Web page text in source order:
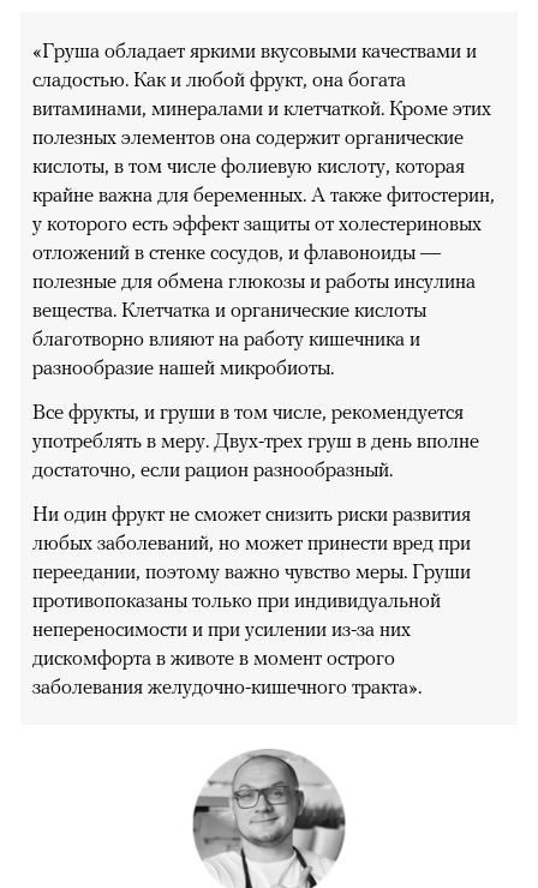
«Груша обладает яркими вкусовыми качествами и
сладостью. Как и любой фрукт, она богата
витаминами, минералами и клетчаткой. Кроме этих
полезных элементов она содержит органические
кислоты, в том числе фолиевую кислоту, которая
крайне важна для беременных. А также фитостерин,
у которого есть эффект защиты от холестериновых
отложений в стенке сосудов, и флавоноиды —
полезные для обмена глюкозы и работы инсулина
вещества. Клетчатка и органические кислоты
благотворно влияют на работу кишечника и
разнообразие нашей микробиоты.
Все фрукты, и груши в том числе, рекомендуется
употреблять в меру. Двух-трех груш в день вполне
достаточно, если рацион разнообразный.
Ни один фрукт не сможет снизить риски развития
любых заболеваний, но может принести вред при
переедании, поэтому важно чувство меры. Груши
противопоказаны только при индивидуальной
непереносимости и при усилении из-за них
дискомфорта в животе в момент острого
заболевания желудочно-кишечного тракта».